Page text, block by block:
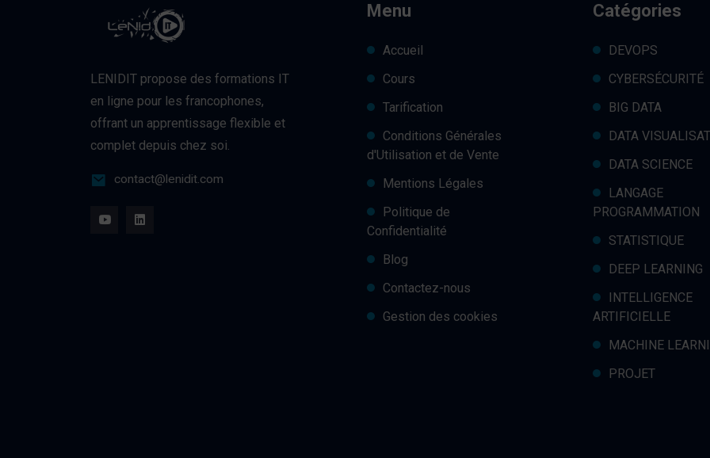
LENIDIT propose des formations IT
en ligne pour les francophones,
offrant un apprentissage flexible et
complet depuis chez soi.
contact@lenidit.com
Menu
Accueil
Cours
Tarification
Conditions Générales
d'Utilisation et de Vente
Mentions Légales
Politique de
Confidentialité
Blog
Contactez-nous
Gestion des cookies
Catégories
DEVOPS
CYBERSÉCURITÉ
BIG DATA
DATA
DATA SCIENCE
LANGAGE
PROGRAMMATION
STATISTIQUE
DEEP LEARNING
INTELLIGENCE
ARTIFICIELLE
MACHINE
PROJET